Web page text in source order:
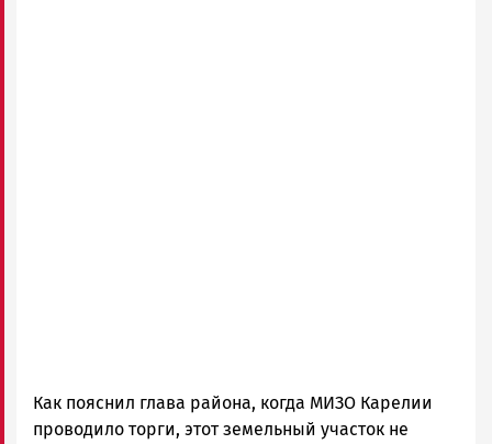
Как пояснил глава района, когда МИЗО Карелии
проводило торги, этот земельный участок не